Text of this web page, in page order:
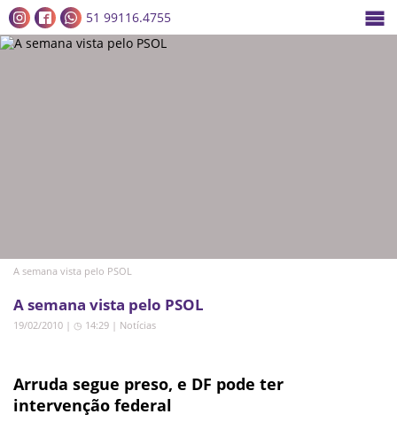
51 99116.4755
A semana vista pelo PSOL
A semana vista pelo PSOL
19/02/2010 | ◷ 14:29 | Notícias
Arruda segue preso, e DF pode ter
intervenção federal